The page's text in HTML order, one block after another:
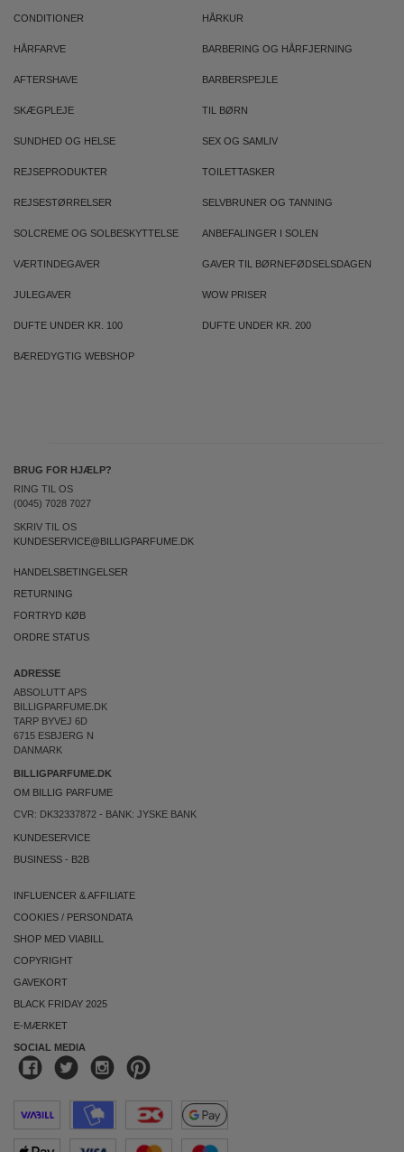
CONDITIONER HÅRKUR
HÅRFARVE BARBERING OG HÅRFJERNING
AFTERSHAVE BARBERSPEJLE
SKÆGPLEJE TIL BØRN
SUNDHED OG HELSE SEX OG SAMLIV
REJSEPRODUKTER TOILETTASKER
REJSESTØRRELSER SELVBRUNER OG TANNING
SOLCREME OG SOLBESKYTTELSE ANBEFALINGER I SOLEN
VÆRTINDEGAVER GAVER TIL BØRNEFØDSELSDAGEN
JULEGAVER WOW PRISER
DUFTE UNDER KR. 100 DUFTE UNDER KR. 200
BÆREDYGTIG WEBSHOP
BRUG FOR HJÆLP?
RING TIL OS
(0045) 7028 7027
SKRIV TIL OS
KUNDESERVICE@BILLIGPARFUME.DK
HANDELSBETINGELSER
RETURNING
FORTRYD KØB
ORDRE STATUS
ADRESSE
ABSOLUTT APS
BILLIGPARFUME.DK
TARP BYVEJ 6D
6715 ESBJERG N
DANMARK
BILLIGPARFUME.DK
OM BILLIG PARFUME
CVR: DK32337872 - BANK: JYSKE BANK
KUNDESERVICE
BUSINESS - B2B
INFLUENCER & AFFILIATE
COOKIES / PERSONDATA
SHOP MED VIABILL
COPYRIGHT
GAVEKORT
BLACK FRIDAY 2025
E-MÆRKET
SOCIAL MEDIA